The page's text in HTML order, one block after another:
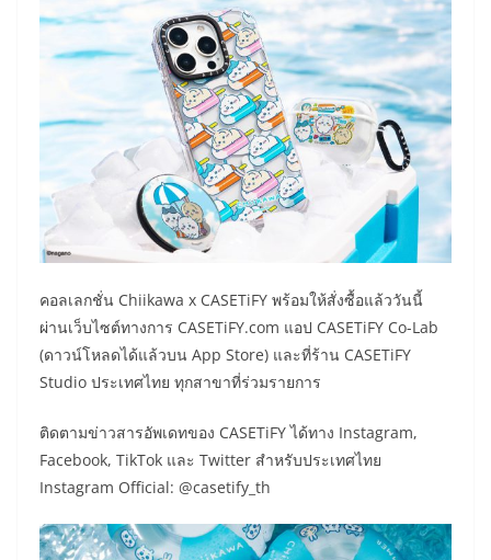
คอลเลกชั่น Chiikawa x CASETiFY พร้อมให้สั่งซื้อแล้ววันนี้
ผ่านเว็บไซต์ทางการ CASETiFY.com แอป CASETiFY Co-Lab
(ดาวน์โหลดได้แล้วบน App Store) และที่ร้าน CASETiFY
Studio ประเทศไทย ทุกสาขาที่ร่วมรายการ
ติดตามข่าวสารอัพเดทของ CASETiFY ได้ทาง Instagram,
Facebook, TikTok และ Twitter สำหรับประเทศไทย
Instagram Official: @casetify_th